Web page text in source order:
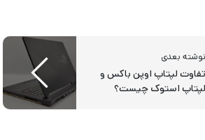
نوشته بعدی
تفاوت لپتاپ اوپن باکس و
لپتاپ استوک چیست؟